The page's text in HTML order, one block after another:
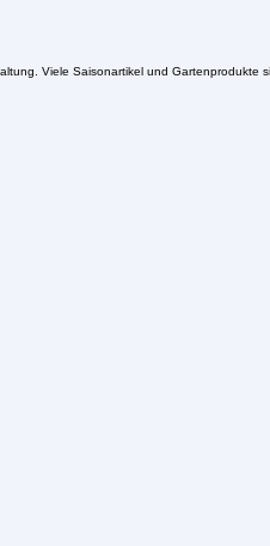
Viele Saisonartikel und Gartenprodukte